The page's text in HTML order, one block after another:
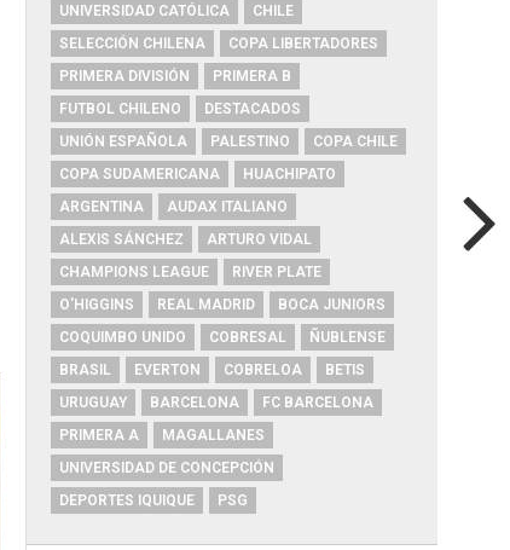
UNIVERSIDAD CATÓLICA
CHILE
SELECCIÓN CHILENA
COPA LIBERTADORES
PRIMERA DIVISIÓN
PRIMERA B
FUTBOL CHILENO
DESTACADOS
UNIÓN ESPAÑOLA
PALESTINO
COPA CHILE
COPA SUDAMERICANA
HUACHIPATO
ARGENTINA
AUDAX ITALIANO
ALEXIS SÁNCHEZ
ARTURO VIDAL
CHAMPIONS LEAGUE
RIVER PLATE
O'HIGGINS
REAL MADRID
BOCA JUNIORS
COQUIMBO UNIDO
COBRESAL
ÑUBLENSE
BRASIL
EVERTON COBRELOA
BETIS
URUGUAY
BARCELONA
FC BARCELONA
PRIMERA A
MAGALLANES
UNIVERSIDAD DE CONCEPCIÓN
DEPORTES IQUIQUE
PSG